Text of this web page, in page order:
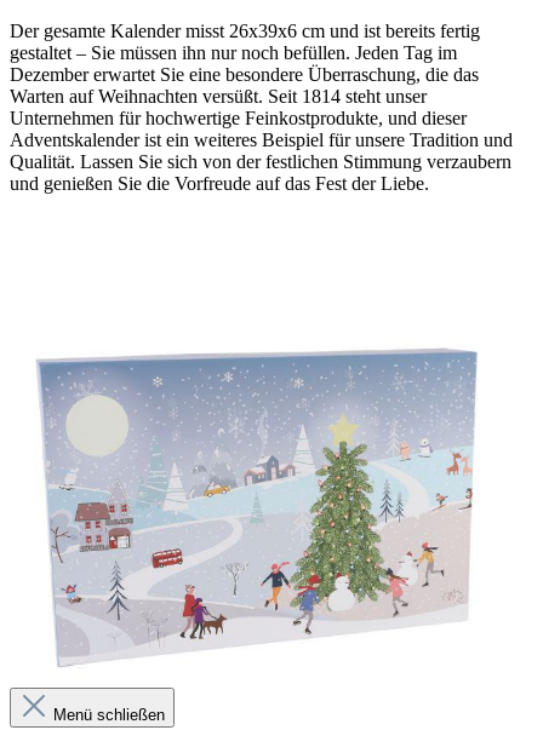
Der gesamte Kalender misst 26x39x6 cm und ist bereits fertig
gestaltet – Sie müssen ihn nur noch befüllen. Jeden Tag im
Dezember erwartet Sie eine besondere Überraschung, die das
Warten auf Weihnachten versüßt. Seit 1814 steht unser
Unternehmen für hochwertige Feinkostprodukte, und dieser
Adventskalender ist ein weiteres Beispiel für unsere Tradition und
Qualität. Lassen Sie sich von der festlichen Stimmung verzaubern
und genießen Sie die Vorfreude auf das Fest der Liebe.
Menü schließen